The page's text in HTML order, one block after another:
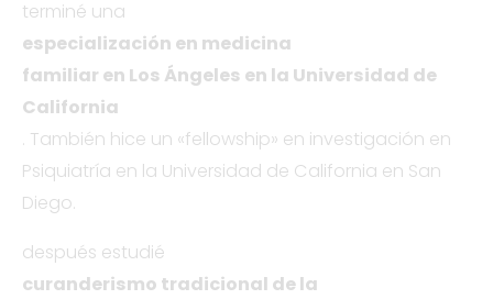
terminé una
especialización en medicina
familiar en Los Ángeles en la Universidad de
California
. También hice un «fellowship» en investigación en
Psiquiatría en la Universidad de California en San
Diego.
después estudié
curanderismo tradicional de la